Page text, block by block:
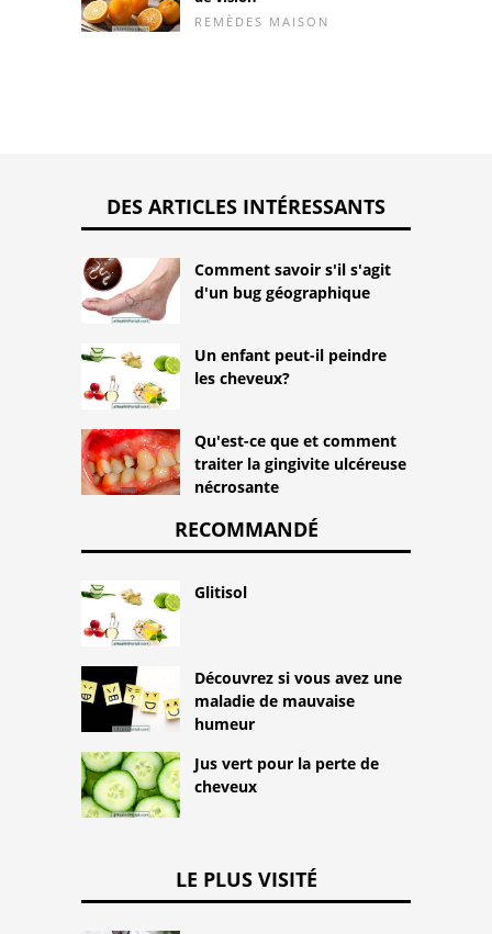
REMÈDES MAISON
DES ARTICLES INTÉRESSANTS
Comment savoir s'il s'agit
d'un bug géographique
Un enfant peut-il peindre
les cheveux?
Qu'est-ce que et comment
traiter la gingivite ulcéreuse
nécrosante
RECOMMANDÉ
Glitisol
Découvrez si vous avez une
maladie de mauvaise
humeur
Jus vert pour la perte de
cheveux
LE PLUS VISITÉ